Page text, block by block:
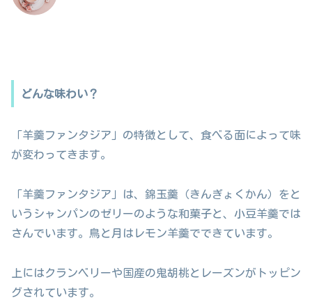
どんな味わい？
「羊羹ファンタジア」の特徴として、食べる面によって味
が変わってきます。
「羊羹ファンタジア」は、錦玉羹（きんぎょくかん）をと
いうシャンパンのゼリーのような和菓子と、小豆羊羹では
さんでいます。鳥と月はレモン羊羹でできています。
上にはクランベリーや国産の鬼胡桃とレーズンがトッピン
グされています。